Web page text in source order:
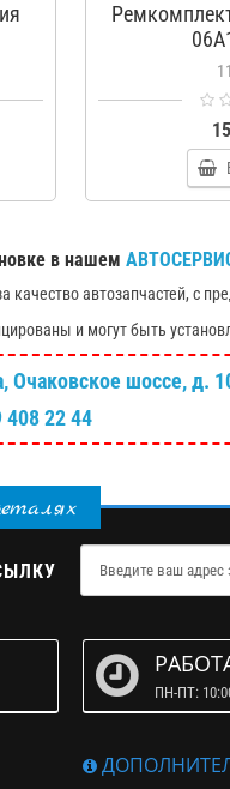
в нашем
качество автозапчастей, с
и могут быть
Очаковское шоссе, д.
408 22 44
ПН-ПТ: